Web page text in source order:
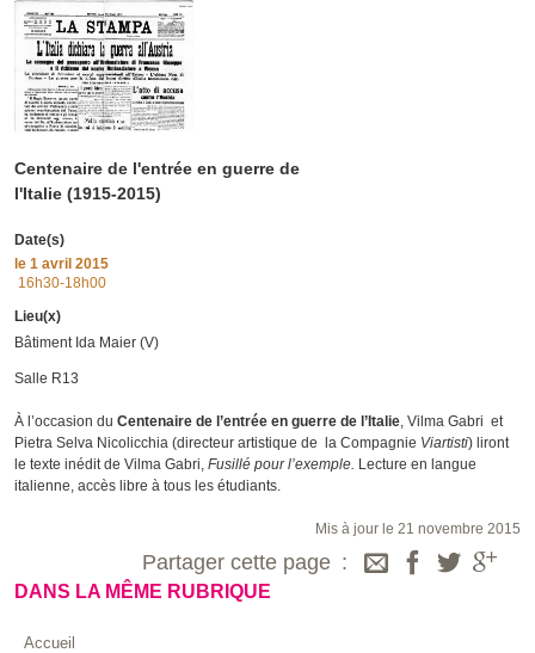
Centenaire de l'entrée en guerre de
l'Italie (1915-2015)
Date(s)
le 1 avril 2015
16h30-18h00
Lieu(x)
Bâtiment Ida Maier (V)
Salle R13
À l’occasion du Centenaire de l’entrée en guerre de l’Italie , Vilma Gabri et
Pietra Selva Nicolicchia (directeur artistique de la Compagnie Viartisti) liront
le texte inédit de Vilma Gabri, Fusillé pour l’exemple. Lecture en langue
italienne, accès libre à tous les étudiants.
Mis à jour le 21 novembre 2015
Partager cette page
DANS LA MÊME RUBRIQUE
Accueil